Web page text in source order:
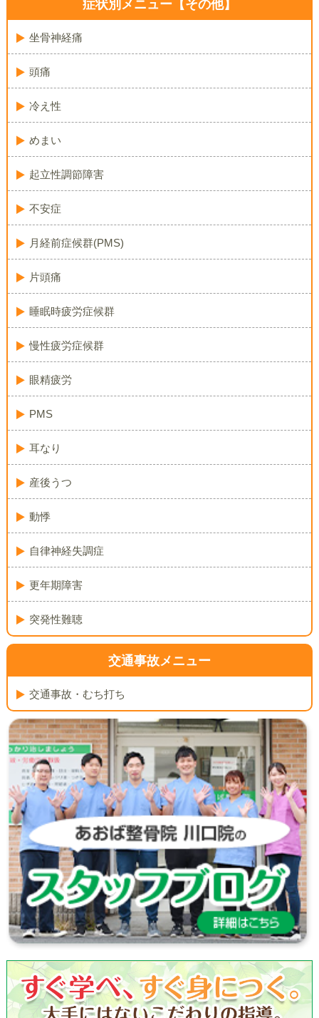
症状別メニュー【その他】
坐骨神経痛
頭痛
冷え性
めまい
起立性調節障害
不安症
月経前症候群(PMS)
片頭痛
睡眠時疲労症候群
慢性疲労症候群
眼精疲労
PMS
耳なり
産後うつ
動悸
自律神経失調症
更年期障害
突発性難聴
交通事故メニュー
交通事故・むち打ち